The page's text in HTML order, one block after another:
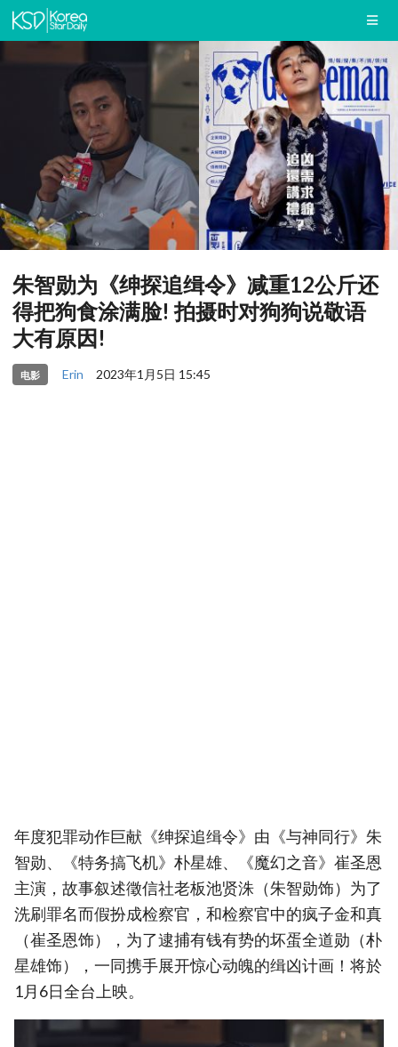
朱智勋为《绅探追缉令》减重12公斤还
得把狗食涂满脸! 拍摄时对狗狗说敬语
大有原因!
电影 Erin 2023年1月5日 15:45
年度犯罪动作巨献《绅探追缉令》由《与神同行》朱
智勋、《特务搞飞机》朴星雄、《魔幻之音》崔圣恩
主演，故事叙述徵信社老板池贤洙（朱智勋饰）为了
洗刷罪名而假扮成检察官，和检察官中的疯子金和真
（崔圣恩饰），为了逮捕有钱有势的坏蛋全道勋（朴
星雄饰），一同携手展开惊心动魄的缉凶计画！将於
1月6日全台上映。